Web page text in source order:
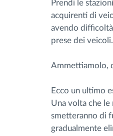
Prendi le
acquirenti di
avendo
prese dei
Ammettiamolo,
Ecco un ultimo
Una volta che
smetteranno di
gradualmente